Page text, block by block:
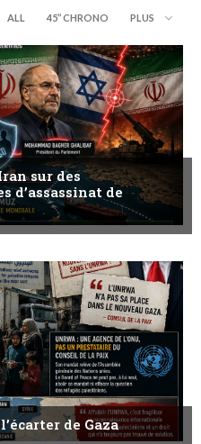
ALL 45’’ CHRONO PLUS
sur des
d’assassinat de
de Gaza